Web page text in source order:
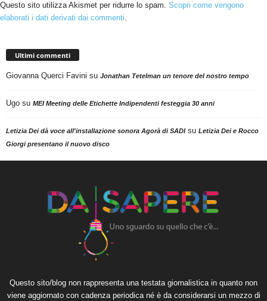
Questo sito utilizza Akismet per ridurre lo spam. Scopri come vengono
elaborati i dati derivati dai commenti.
Ultimi commenti
Giovanna Querci Favini su Jonathan Tetelman un tenore del nostro tempo
Ugo su MEI Meeting delle Etichette Indipendenti festeggia 30 anni
Letizia Dei dà voce all'installazione sonora Agorà di SADIsu Letizia Dei e Rocco
Giorgi presentano il nuovo disco
Questo sito/blog non rappresenta una testata giornalistica in quanto non
viene aggiornato con cadenza periodica né è da considerarsi un mezzo di